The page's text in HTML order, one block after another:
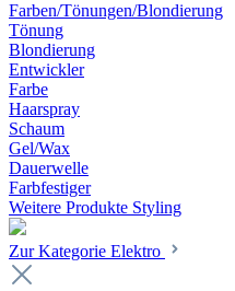
Farben/Tönungen/Blondierung
Tönung
Blondierung
Entwickler
Farbe
Haarspray
Schaum
Gel/Wax
Dauerwelle
Farbfestiger
Weitere Produkte Styling
Zur Kategorie Elektro